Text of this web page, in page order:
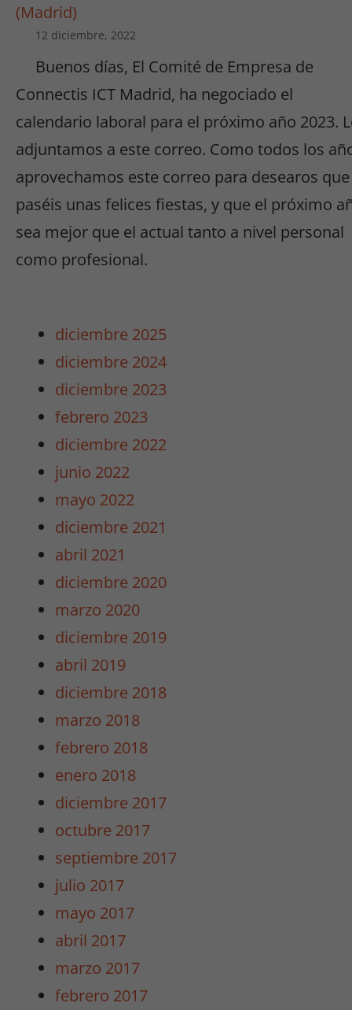
(Madrid)
12 diciembre, 2022
Buenos días, El Comité de Empresa de
Connectis ICT Madrid, ha negociado el
calendario laboral para el próximo año 2023.
adjuntamos a este correo. Como todos los
aprovechamos este correo para desearos que
paséis unas felices fiestas, y que el próximo
sea mejor que el actual tanto a nivel personal
como profesional.
diciembre 2025
diciembre 2024
diciembre 2023
febrero 2023
diciembre 2022
junio 2022
mayo 2022
diciembre 2021
abril 2021
diciembre 2020
marzo 2020
diciembre 2019
abril 2019
diciembre 2018
marzo 2018
febrero 2018
enero 2018
diciembre 2017
octubre 2017
septiembre 2017
julio 2017
mayo 2017
abril 2017
marzo 2017
febrero 2017
/
Estadísticas
Estas cookies
no son